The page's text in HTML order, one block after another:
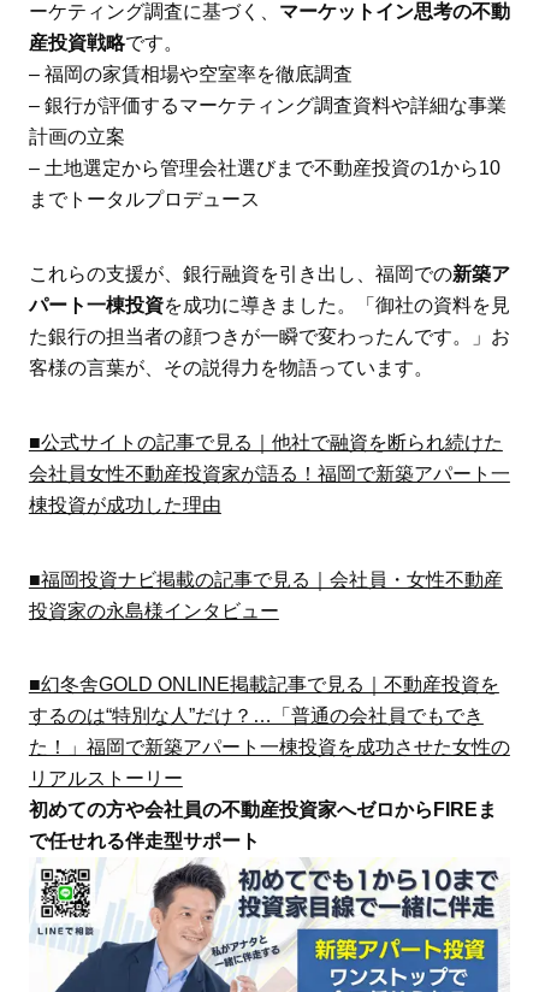
ーケティング調査に基づく、 マーケットイン思考の不動
産投資戦略です。
– 福岡の家賃相場や空室率を徹底調査
– 銀行が評価するマーケティング調査資料や詳細な事業
計画の立案
– 土地選定から管理会社選びまで不動産投資の1から10
までトータルプロデュース
これらの支援が、銀行融資を引き出し、福岡での新築ア
パート一棟投資を成功に導きました。「御社の資料を見
た銀行の担当者の顔つきが一瞬で変わったんです。」お
客様の言葉が、その説得力を物語っています。
■公式サイトの記事で見る｜他社で融資を断られ続けた
会社員女性不動産投資家が語る！福岡で新築アパート一
棟投資が成功した理由
■福岡投資ナビ掲載の記事で見る｜会社員・女性不動産
投資家の永島様インタビュー
■幻冬舎GOLD ONLINE掲載記事で見る｜不動産投資を
するのは“特別な人”だけ？…「普通の会社員でもでき
た！」福岡で新築アパート一棟投資を成功させた女性の
リアルストーリー
初めての方や会社員の不動産投資家へゼロからFIREま
で任せれる伴走型サポート